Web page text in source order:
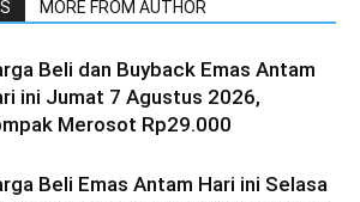
MORE FROM AUTHOR
Beli dan Buyback Emas Antam
ini Jumat 7 Agustus 2026,
Merosot Rp29.000
Beli Emas Antam Hari ini Selasa